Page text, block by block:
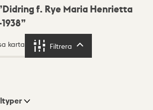
Didring f. Rye Maria Henrietta
karta Filtrera